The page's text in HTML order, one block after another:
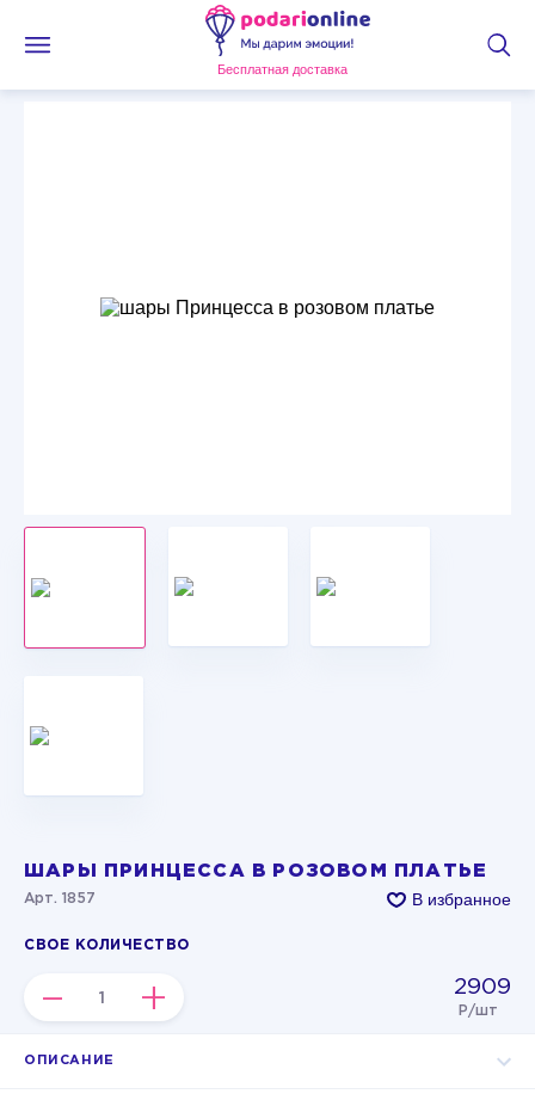
Бесплатная доставка
ШАРЫ ПРИНЦЕССА В РОЗОВОМ ПЛАТЬЕ
Арт. 1857 В избранное
СВОЕ КОЛИЧЕСТВО
– + 2909
Р/шт
ОПИСАНИЕ